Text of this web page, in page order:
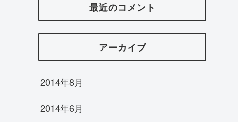
最近のコメント
アーカイブ
2014年8月
2014年6月